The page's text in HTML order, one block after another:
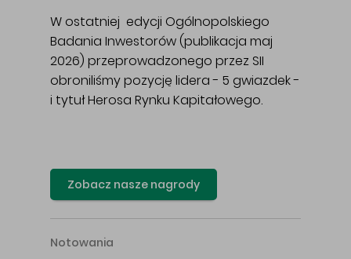
W ostatniej edycji Ogólnopolskiego
Badania Inwestorów (publikacja maj
2026) przeprowadzonego przez SII
obroniliśmy pozycję lidera - 5 gwiazdek -
i tytuł Herosa Rynku Kapitałowego.
Zobacz nasze nagrody
Notowania